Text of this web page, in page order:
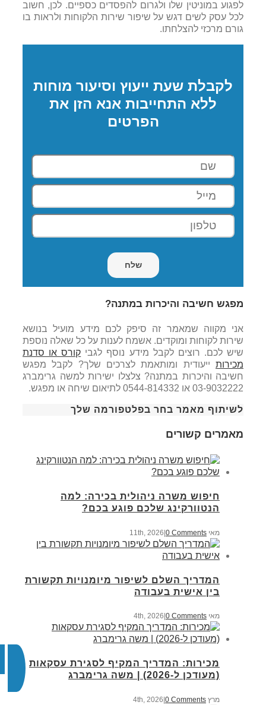
לפגוע במוניטין שלו ולגרום להפסדים כספיים. לכן, חשוב
לכל עסק לשים דגש על שיפור שירות הלקוחות ולראות בו
גורם מרכזי להצלחתו.
לקבלת שעת ייעוץ וסיעור מוחות
ללא התחייבות אנא הזן את
הפרטים
מפגש חשיבה והיכרות במתנה?
אני מקווה שמאמר זה סיפק לכם מידע מועיל בנושא
שירות לקוחות ומוקדים. אשמח לענות על כל שאלה נוספת
שיש לכם. רוצים לקבל מידע נוסף לגבי קורס או סדנת
מכירות ייעודית ומותאמת לצרכים שלך? לקבל מפגש
חשיבה והיכרות במתנה? צלצלו ישירות למשה גרימברג
03-9032222 או 0544-814332 לתיאום שיחה או מפגש.
לשיתוף מאמר בחר בפלטפורמה שלך
מאמרים קשורים
חיפוש משרה ניהולית בכירה: למה
הנטוורקינג שלכם פוגע בכם?
מאי 11th, 2026 |0 Comments
המדריך השלם לשיפור מיומנויות תקשורת
בין אישית בעבודה
מאי 4th, 2026 0 Comments
מכירות: המדריך המקיף לסגירת עסקאות
(מעודכן ל-2026) | משה גרימברג
מרץ 4th, 2026 |0 Comments